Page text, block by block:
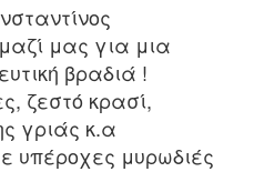
μας για μια
βραδιά !
ζεστό κρασί,
γριάς κ.α
υπέροχες μυρωδιές